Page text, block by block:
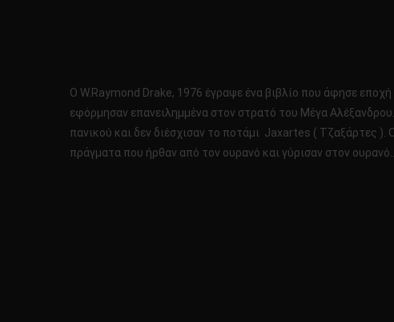
Ο W.Raymond Drake, 1976 έγραψε ένα βιβλίο που άφησε
εφόρμησαν επανειλημμένα στον στρατό του Μέγα
πανικού και δεν διέσχισαν το ποτάμι Jaxartes ( Τζαξάρτες
πράγματα που ήρθαν από τον ουρανό και γύρισαν στον